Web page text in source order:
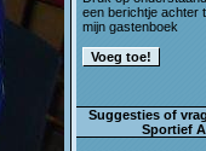
een berichtje achter
mijn gastenboek
Suggesties of
Sportief